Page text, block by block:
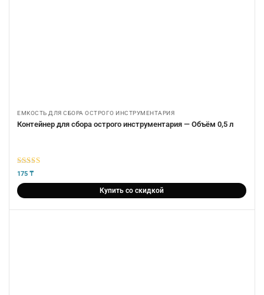
ЕМКОСТЬ ДЛЯ СБОРА ОСТРОГО ИНСТРУМЕНТАРИЯ
Контейнер для сбора острого инструментария — Объём 0,5 л
5из 5
175 ₸
Купить со скидкой